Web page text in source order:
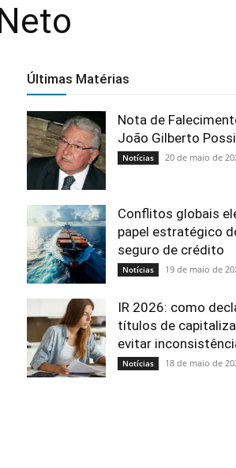
Últimas Matérias
Nota de
João Gilberto
Notícias 20 de maio de
Conflitos globais
papel estratégico
seguro de crédito
Notícias 19 de maio de
IR 2026: como
títulos de
evitar
Notícias 18 de maio de